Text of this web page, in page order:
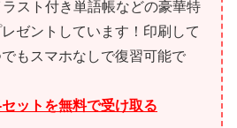
スト付き単語帳などの豪華特
ゼントしています！印刷して
もスマホなしで復習可能で
ットを無料で受け取る